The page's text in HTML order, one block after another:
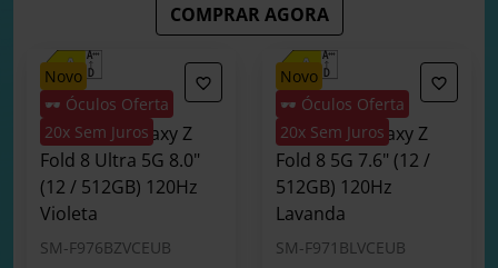
novo
🕶️ Óculos Oferta
20x Sem Juros
Smartphone
Samsung Galaxy Z
Fold 8 Ultra 5G 8.0"
(12 / 512GB) 120Hz
Violeta
SM-F976BZVCEUB
novo
🕶️ Óculos Oferta
20x Sem Juros
Smartphone
Samsung Galaxy Z
Fold 8 5G 7.6" (12 /
512GB) 120Hz
Lavanda
SM-F971BLVCEUB
COMPRAR AGORA